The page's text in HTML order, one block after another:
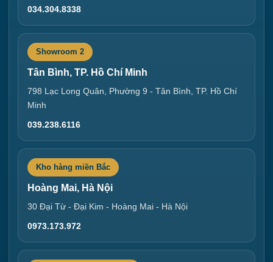
034.304.8338
Showroom 2
Tân Bình, TP. Hồ Chí Minh
798 Lạc Long Quân, Phường 9 - Tân Bình, TP. Hồ Chí
Minh
039.238.6116
Kho hàng miền Bắc
Hoàng Mai, Hà Nội
30 Đại Từ - Đại Kim - Hoàng Mai - Hà Nội
0973.173.972